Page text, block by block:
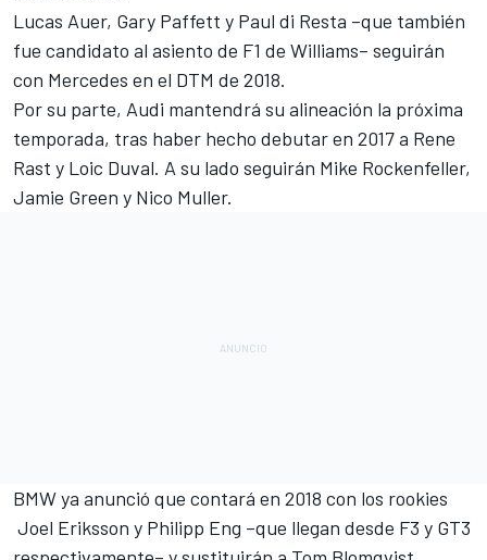
Lucas Auer, Gary Paffett y Paul di Resta –que también
fue candidato al asiento de F1 de Williams– seguirán
con Mercedes en el DTM de 2018.
Por su parte, Audi mantendrá su alineación la próxima
temporada, tras haber hecho debutar en 2017 a Rene
Rast y Loic Duval. A su lado seguirán Mike Rockenfeller,
Jamie Green y Nico Muller.
BMW ya anunció que contará en 2018 con los rookies
Joel Eriksson y Philipp Eng –que llegan desde F3 y GT3